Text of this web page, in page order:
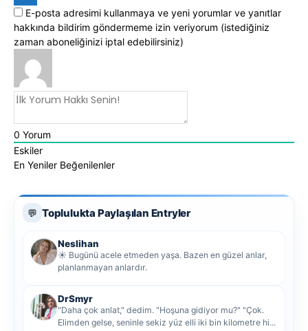
E-posta adresimi kullanmaya ve yeni yorumlar ve yanıtlar
hakkında bildirim göndermeme izin veriyorum (istediğiniz
zaman aboneliğinizi iptal edebilirsiniz)
0 Yorum
Eskiler
En Yeniler Beğenilenler
💬 Toplulukta Paylaşılan Entryler
Neslihan
☀️ Bugünü acele etmeden yaşa. Bazen en güzel anlar,
planlanmayan anlardır.
DrSmyr
"Daha çok anlat," dedim. "Hoşuna gidiyor mu?" "Çok.
Elimden gelse, seninle sekiz yüz elli iki bin kilometre hi...